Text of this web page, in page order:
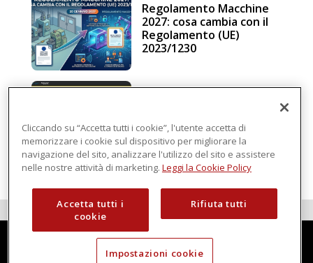
Regolamento Macchine
2027: cosa cambia con il
Regolamento (UE)
2023/1230
intelligenza in cloud
Cliccando su “Accetta tutti i cookie”, l'utente accetta di
memorizzare i cookie sul dispositivo per migliorare la
navigazione del sito, analizzare l'utilizzo del sito e assistere
nelle nostre attività di marketing. Leggi la Cookie Policy
Accetta tutti i
cookie
Rifiuta tutti
Impostazioni cookie